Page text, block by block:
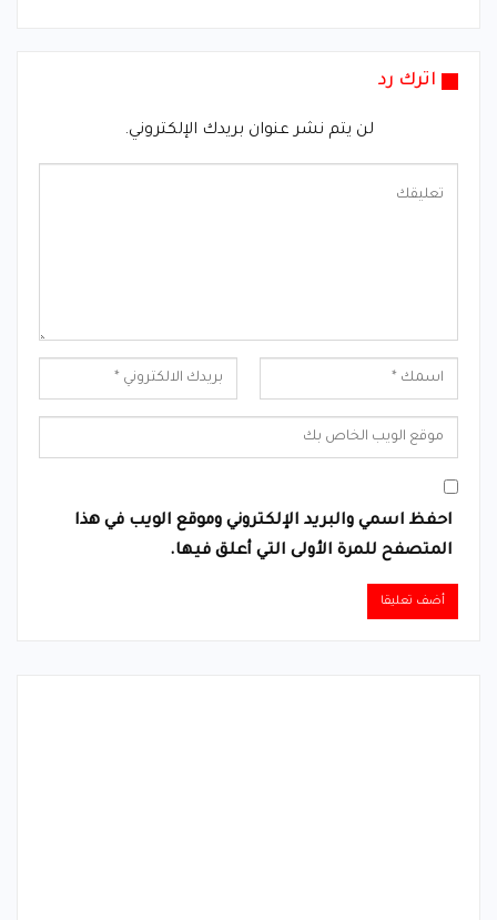
اترك رد
لن يتم نشر عنوان بريدك الإلكتروني.
احفظ اسمي والبريد الإلكتروني وموقع الويب في هذا
المتصفح للمرة الأولى التي أعلق فيها.